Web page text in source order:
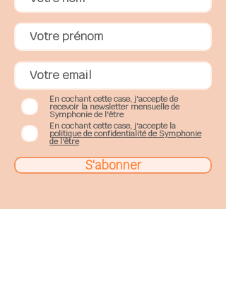
En cochant cette case, j'accepte de
recevoir la newsletter mensuelle de
Symphonie de l'être
En cochant cette case, j'accepte la
politique de confidentialité de Symphonie
de l'être
S'abonner